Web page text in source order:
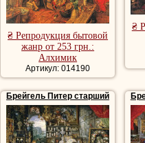
Картины
репродукции
₴ Репродукция бытовой
жанр от 253 грн.:
Алхимик
Артикул: 014190
₴
Брейгель Питер старший